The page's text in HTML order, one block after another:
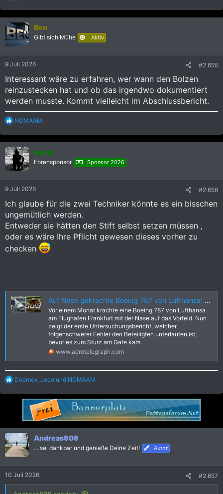
a
k
t
i
o
n
Ben
Gibt sich Mühe Aktiv
9 Juli 2026 #2.655
Interessant wäre zu erfahren, wer wann den Bolzen
reinzustecken hat und ob das irgendwo dokumentiert
werden musste. Kommt vielleicht im Abschlussbericht.
R
a
k
t
o
n
NOMAAM
sunzi
Forensponsor Sponsor 2026
9 Juli 2026 #2.656
Ich glaube für die zwei Techniker könnte es ein bisschen
ungemütlich werden.
Entweder sie hätten den Stift selbst setzen müssen ,
oder es wäre Ihre Pflicht gewesen dieses vorher zu
checken
Auf Nase gekrachte Boeing 787 von Lufthansa: Der Sicherungsstift lag noch in der Werkzeugkiste | aeroTELEGRAPH
Vor einem Monat krachte eine Boeing 787 von Lufthansa
am Flughafen Frankfurt mit der Nase auf das Vorfeld. Nun
zeigt der erste Untersuchungsbericht, welcher
folgenschwerer Fehler den Beteiligten unterlaufen ist,
bevor es zum Sturz am Gate kam.
www.aerotelegraph.com
R
a
o
n
e
n
:
Doomex Loco und NOMAAM
Andreas808
... sei dankbar und genieße Deine Zeit! Autor
10 Juli 2026 #2.657